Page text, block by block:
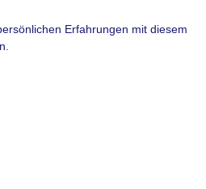
Erfahrungen mit diesem